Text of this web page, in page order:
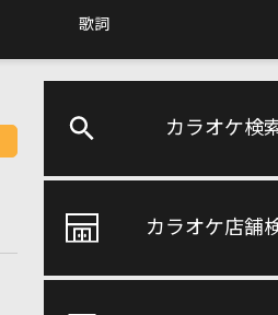
歌詞
カラオケ検
カラオケ店舗